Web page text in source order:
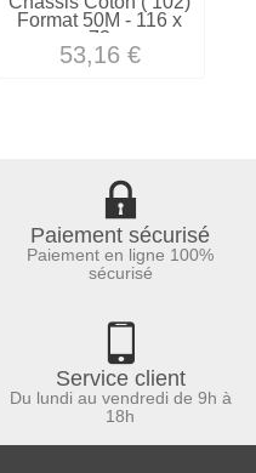
Format 50M - 116 x
73
53,16 €
Paiement sécurisé
Paiement en ligne 100%
sécurisé
Service client
Du lundi au vendredi de 9h à
18h